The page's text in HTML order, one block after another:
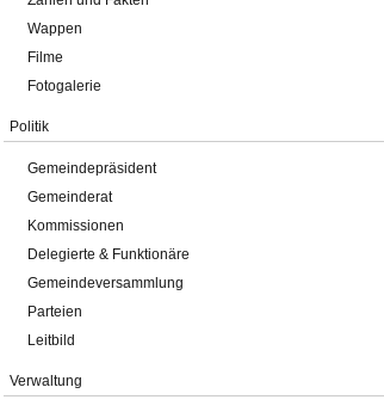
Wappen
Filme
Fotogalerie
Politik
Gemeindepräsident
Gemeinderat
Kommissionen
Delegierte & Funktionäre
Gemeindeversammlung
Parteien
Leitbild
Verwaltung